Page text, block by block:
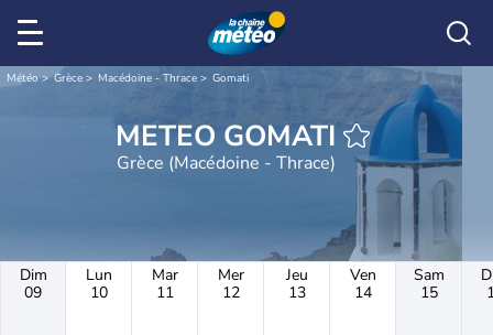
Météo Grèce Macédoine - Thrace Gomati
METEO GOMATI
Grèce (Macédoine - Thrace)
Dim
09
Lun
10
Mar
11
Mer
12
Jeu
13
Ven
14
Sam
15